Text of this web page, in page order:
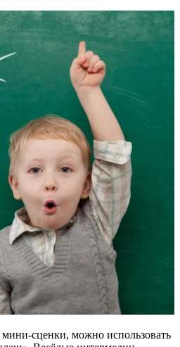
сценки, можно использовать